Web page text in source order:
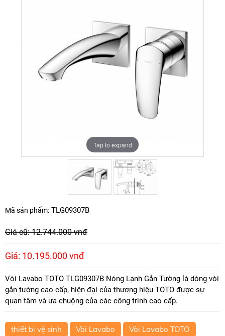
Tap to expand
Tap to expand
Mã sản phẩm: TLG09307B
Giá cũ: 12.744.000 vnđ
Giá: 10.195.000 vnđ
Vòi Lavabo TOTO TLG09307B Nóng Lạnh Gắn Tường là dòng vòi
gắn tường cao cấp, hiện đại của thương hiệu TOTO được sự
quan tâm và ưa chuộng của các công trình cao cấp.
thiết bị vệ sinh Vòi Lavabo
Vòi Lavabo TOTO